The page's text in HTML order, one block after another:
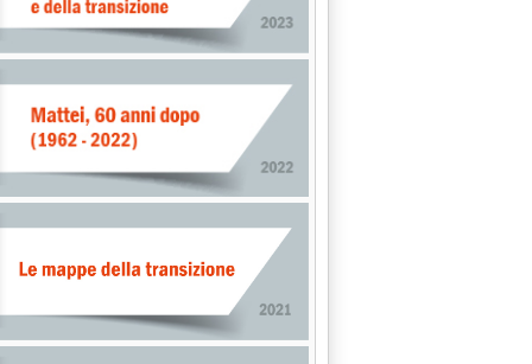
aggiustamento al rialzo'